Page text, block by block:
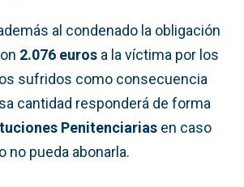
al condenado la obligación
2.076 euros a la víctima por los
sufridos como consecuencia
cantidad responderá de forma
Penitenciarias en caso
no pueda abonarla.